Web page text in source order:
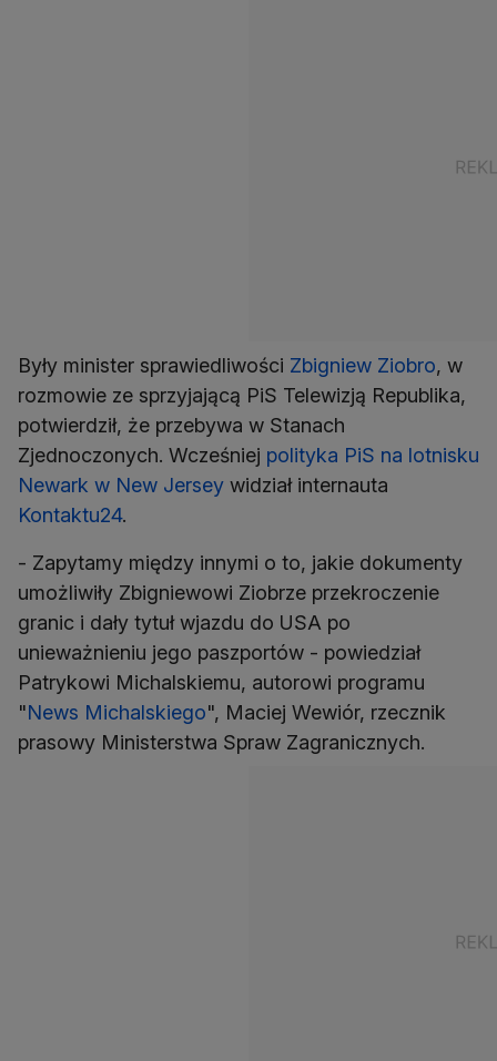
Były minister sprawiedliwości Zbigniew Ziobro, w
rozmowie ze sprzyjającą PiS Telewizją Republika,
potwierdził, że przebywa w Stanach
Zjednoczonych. Wcześniej polityka PiS na lotnisku
Newark w New Jersey widział internauta
Kontaktu24.
- Zapytamy między innymi o to, jakie dokumenty
umożliwiły Zbigniewowi Ziobrze przekroczenie
granic i dały tytuł wjazdu do USA po
unieważnieniu jego paszportów - powiedział
Patrykowi Michalskiemu, autorowi programu
"News Michalskiego", Maciej Wewiór, rzecznik
prasowy Ministerstwa Spraw Zagranicznych.